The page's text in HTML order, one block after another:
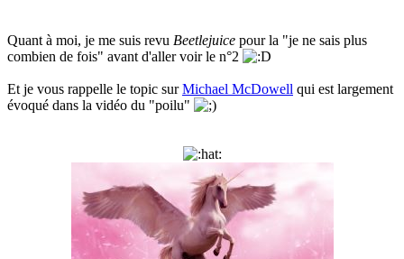
Quant à moi, je me suis revu Beetlejuice pour la "je ne sais plus
combien de fois" avant d'aller voir le n°2
Et je vous rappelle le topic surMichael McDowell qui est largement
évoqué dans la vidéo du "poilu"